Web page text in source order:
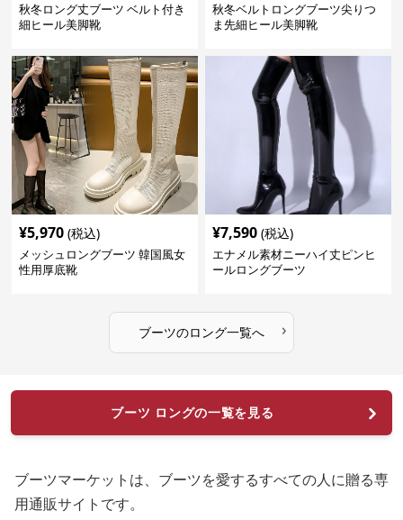
秋冬ロング丈ブーツ ベルト付き
細ヒール美脚靴
秋冬ベルトロングブーツ尖りつ
ま先細ヒール美脚靴
¥5,970 (税込)
メッシュロングブーツ 韓国風女
性用厚底靴
¥7,590 (税込)
エナメル素材ニーハイ丈ピンヒ
ールロングブーツ
ブーツのロング一覧へ ›
ブーツ ロングの一覧を見る
ブーツマーケットは、ブーツを愛するすべての人に贈る専
用通販サイトです。